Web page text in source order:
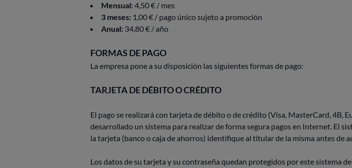
Mensual: 4,50 € / mes
3 meses: 1,00 € / pago único sujeto a promoción
Anual: 34,80 € / año
FORMAS DE PAGO
La empresa pone a su disposición las siguientes formas de pago:
TARJETA DE DÉBITO O CRÉDITO
El pago se realizará con tarjeta de débito o de crédito (Visa, MasterCard, 4B,
desarrollado un sistema para realizar de forma segura pagos en Internet. El
la tarjeta (banco o caja de ahorros) identifique al titular de la misma antes de
Los datos de su tarjeta y su contraseña quedan protegidos por este sistema